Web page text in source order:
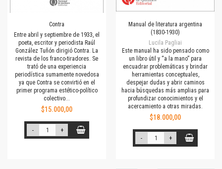
Contra
Entre abril y septiembre de 1933, el
poeta, escritor y periodista Raúl
González Tuñón dirigió Contra. La
revista de los franco-tiradores. Se
trató de una experiencia
periodística sumamente novedosa
ya que Contra se convirtió en el
primer programa estético-político
colectivo...
$15.000,00
- +
Manual de literatura argentina
(1830-1930)
Lucila Pagliai
Este manual ha sido pensado como
un libro útil y “a la mano” para
encuadrar problemáticas y brindar
herramientas conceptuales,
despejar dudas y abrir caminos
hacia búsquedas más amplias para
profundizar conocimientos y el
acercamiento a otras miradas.
$18.000,00
- +